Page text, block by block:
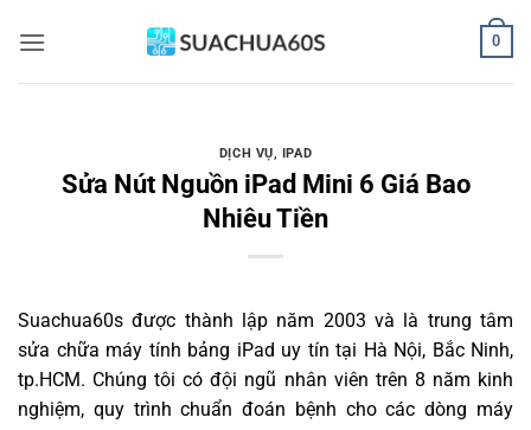
qua
0
DỊCH VỤ, IPAD
Sửa Nút Nguồn iPad Mini 6 Giá Bao
Nhiêu Tiền
Suachua60s được thành lập năm 2003 và là trung tâm
sửa chữa máy tính bảng iPad uy tín tại Hà Nội, Bắc Ninh,
tp.HCM. Chúng tôi có đội ngũ nhân viên trên 8 năm kinh
nghiệm, quy trình chuẩn đoán bệnh cho các dòng máy